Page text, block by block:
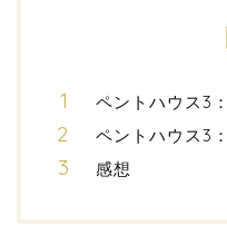
ペントハウス3
ペントハウス3
感想